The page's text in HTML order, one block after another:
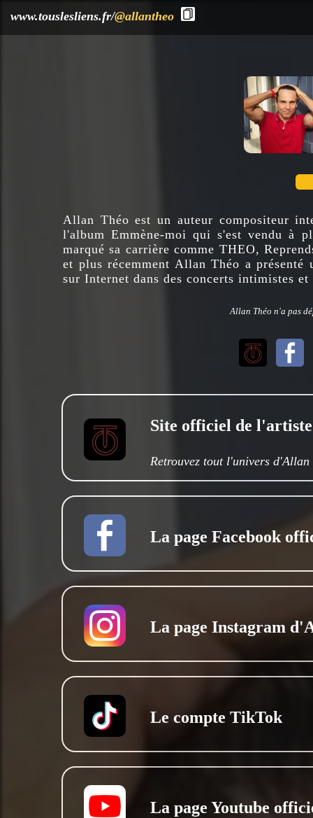
www.touslesliens.fr/@allantheo
Allan Théo est un auteur compositeur
l'album Emmène-moi qui s'est vendu à
marqué sa carrière comme THEO,
et plus récemment Allan Théo a
sur Internet dans des concerts intimistes
Allan Théo n'a pas
Site officiel de l'artiste
Retrouvez tout l'univers d'Allan
La page Facebook
La page Instagram
Le compte TikTok
La page Youtube